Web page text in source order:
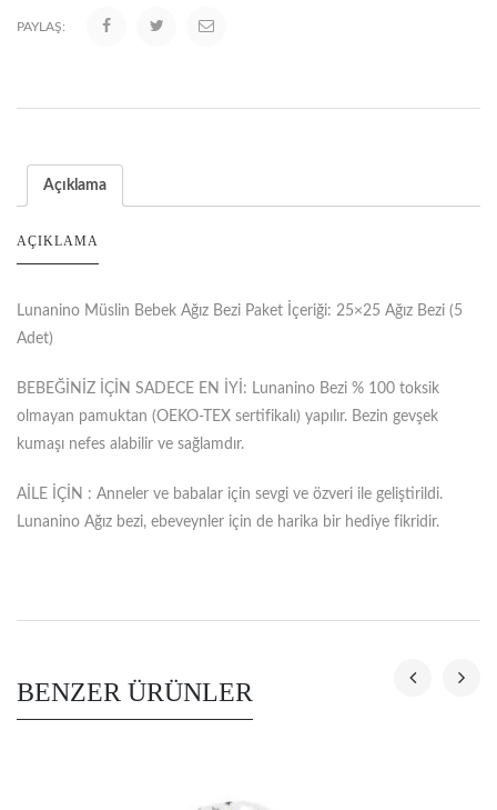
PAYLAŞ:
Açıklama
AÇIKLAMA
Lunanino Müslin Bebek Ağız Bezi Paket İçeriği: 25×25 Ağız Bezi (5
Adet)
BEBEĞİNİZ İÇİN SADECE EN İYİ: Lunanino Bezi % 100 toksik
olmayan pamuktan (OEKO-TEX sertifikalı) yapılır. Bezin gevşek
kumaşı nefes alabilir ve sağlamdır.
AİLE İÇİN : Anneler ve babalar için sevgi ve özveri ile geliştirildi.
Lunanino Ağız bezi, ebeveynler için de harika bir hediye fikridir.
BENZER ÜRÜNLER